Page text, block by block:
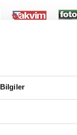
Bilgiler